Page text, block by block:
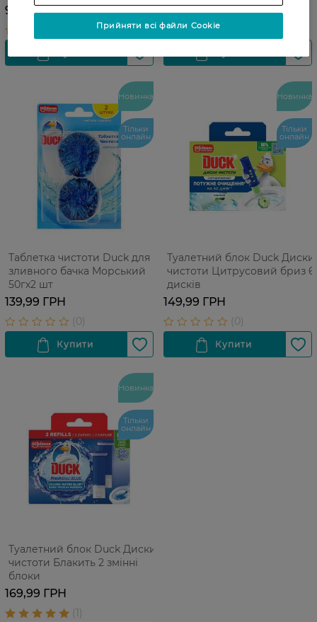
95,99 ГРН 147,99 ГРН
Новинка
Тільки
онлайн
Таблетка чистоти Duck для
зливного бачка Морський
50гх2 шт
139,99 ГРН
Новинка
Тільки
онлайн
Туалетний блок Duck Диски
чистоти Цитрусовий бриз 6
дисків
149,99 ГРН
Новинка
Тільки
онлайн
Туалетний блок Duck Диски
чистоти Блакить 2 змінні
блоки
169,99 ГРН
Прийняти всі файли Cookie